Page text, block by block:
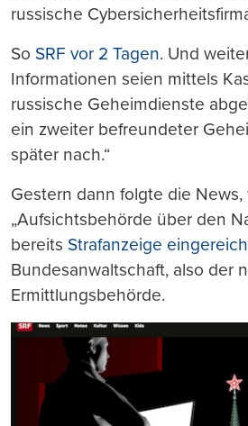
russische
So SRF vor 2 Tagen. Und
Informationen seien mittels
russische Geheimdienste
ein zweiter befreundeter
später nach.“
Gestern dann folgte die
„Aufsichtsbehörde über den
bereits Strafanzeige
Bundesanwaltschaft, also der
Ermittlungsbehörde.